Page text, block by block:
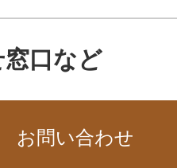
口など
お問い合わせ